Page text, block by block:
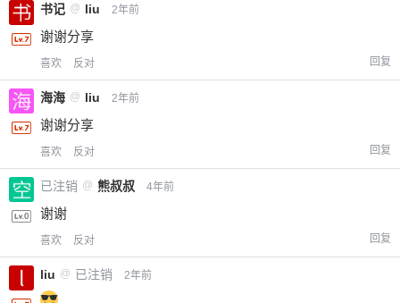
书记 @ liu 2年前
谢谢分享
喜欢 反对 回复
海海 @ liu 2年前
谢谢分享
喜欢 反对 回复
已注销 @ 熊叔叔 4年前
谢谢
喜欢 反对 回复
liu @ 已注销 2年前